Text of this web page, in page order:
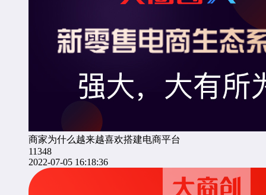
商家为什么越来越喜欢搭建电商平台
11348
2022-07-05 16:18:36